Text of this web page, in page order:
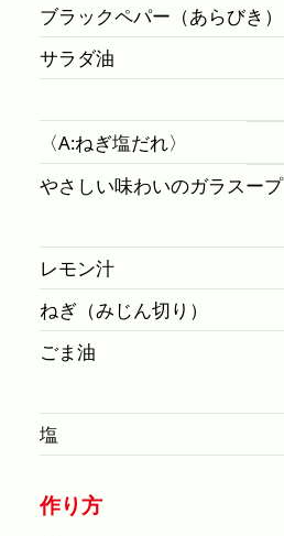
ブラックペパー（あらびき）
サラダ油
〈A:ねぎ塩だれ〉
やさしい味わいのガラスープ
レモン汁
ねぎ（みじん切り）
ごま油
塩
作り方